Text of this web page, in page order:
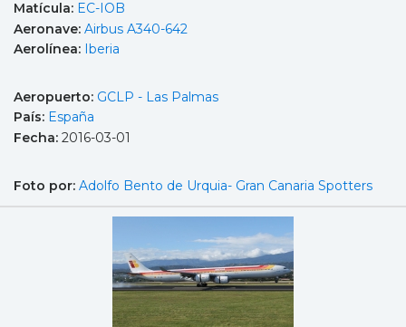
Matícula: EC-IOB
Aeronave: Airbus A340-642
Aerolínea: Iberia
Aeropuerto: GCLP - Las Palmas
País: España
Fecha: 2016-03-01
Foto por: Adolfo Bento de Urquia- Gran Canaria Spotters